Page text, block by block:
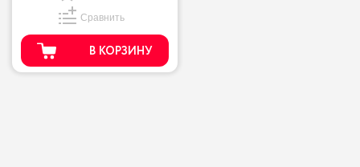
Сравнить
В КОРЗИНУ